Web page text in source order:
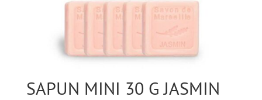
SAPUN MINI 30 G JASMIN